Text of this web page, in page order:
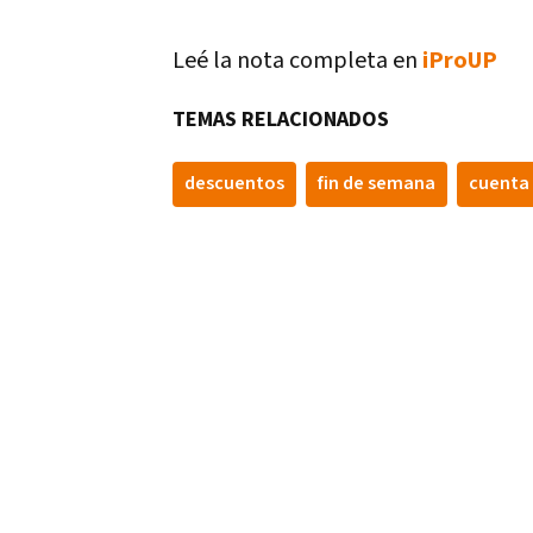
Leé la nota completa en iProUP
TEMAS RELACIONADOS
descuentos fin de semana cuenta